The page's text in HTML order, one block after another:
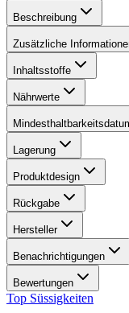
Beschreibung
Zusätzliche
Inhaltsstoffe
Nährwerte
Lagerung
Produktdesign
Rückgabe
Hersteller
Benachrichtigungen
Bewertungen
Top Süssigkeiten